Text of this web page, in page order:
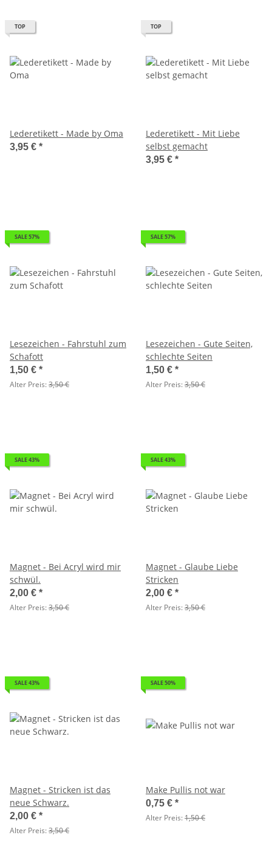
TOP
Lederetikett - Made by Oma
3,95 € *
TOP
Lederetikett - Mit Liebe
selbst gemacht
3,95 € *
SALE 57%
Lesezeichen - Fahrstuhl zum
Schafott
1,50 € *
Alter Preis:3,50 €
SALE 57%
Lesezeichen - Gute Seiten,
schlechte Seiten
1,50 € *
Alter Preis:3,50 €
SALE 43%
Magnet - Bei Acryl wird mir
schwül.
2,00 € *
Alter Preis:3,50 €
SALE 43%
Magnet - Glaube Liebe
Stricken
2,00 € *
Alter Preis:3,50 €
SALE 43%
Magnet - Stricken ist das
neue Schwarz.
2,00 € *
Alter Preis:3,50 €
SALE 50%
Make Pullis not war
0,75 € *
Alter Preis:1,50 €